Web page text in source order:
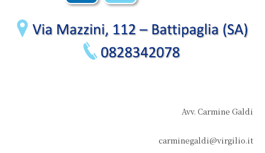
Avv. Carmine Galdi
carminegaldi@virgilio.it